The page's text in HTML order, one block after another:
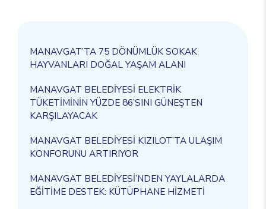
MANAVGAT’TA 75 DÖNÜMLÜK SOKAK
HAYVANLARI DOĞAL YAŞAM ALANI
MANAVGAT BELEDİYESİ ELEKTRİK
TÜKETİMİNİN YÜZDE 86’SINI GÜNEŞTEN
KARŞILAYACAK
MANAVGAT BELEDİYESİ KIZILOT’TA ULAŞIM
KONFORUNU ARTIRIYOR
MANAVGAT BELEDİYESİ’NDEN YAYLALARDA
EĞİTİME DESTEK: KÜTÜPHANE HİZMETİ